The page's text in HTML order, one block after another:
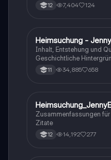
12 7,404 124
Deutsch
Heimsuchung -
Inhalt, Entstehung und
Geschichtliche
stil 11 34,885 658
Deutsch
Zusammenfassungen
Zitate
12 14,192 277